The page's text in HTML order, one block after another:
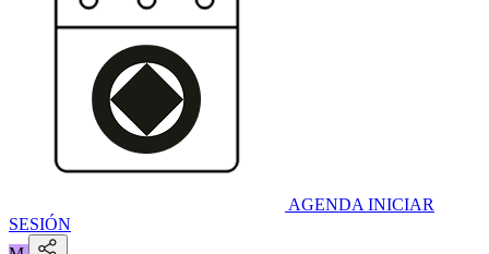
AGENDA INICIAR
SESIÓN